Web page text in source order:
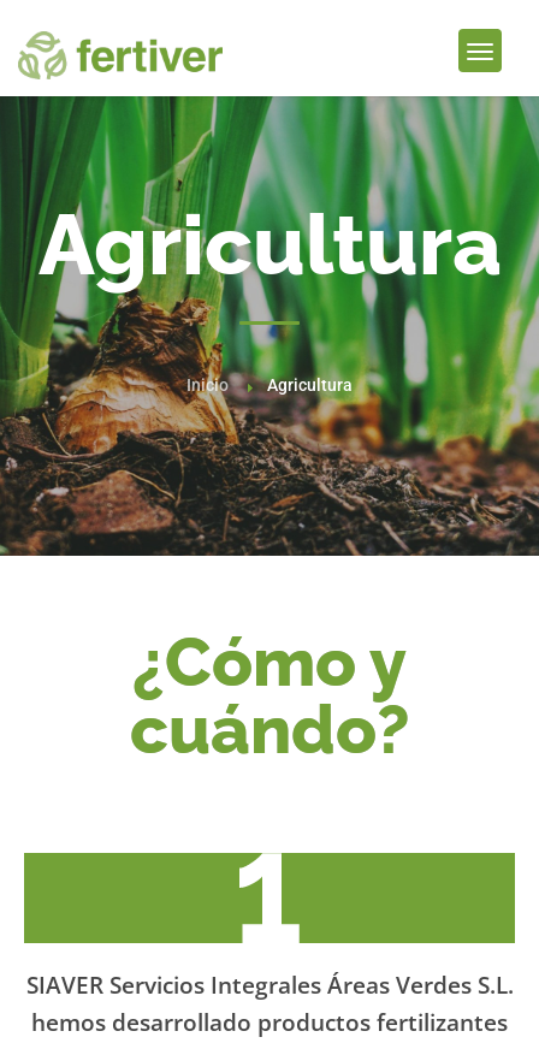
Agricultura
Inicio Agricultura
¿Cómo y
cuándo?
SIAVER Servicios Integrales Áreas Verdes S.L.
hemos desarrollado productos fertilizantes